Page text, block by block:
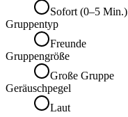
Sofort (0–5 Min.)
Gruppentyp
Freunde
Gruppengröße
Große Gruppe
Geräuschpegel
Laut